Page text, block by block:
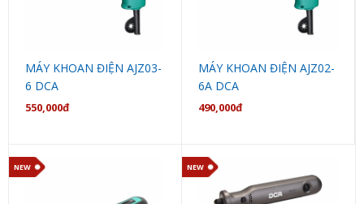
MÁY KHOAN ĐIỆN AJZ03-
6 DCA
550,000đ
MÁY KHOAN ĐIỆN AJZ02-
6A DCA
490,000đ
NEW NEW